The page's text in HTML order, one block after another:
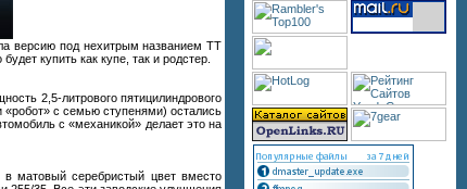
версию под нехитрым названием TT
купить как купе, так и родстер.
2,5-литрового пятицилиндрового
с семью ступенями) остались
с «механикой» делает это на
матовый серебристый цвет вместо